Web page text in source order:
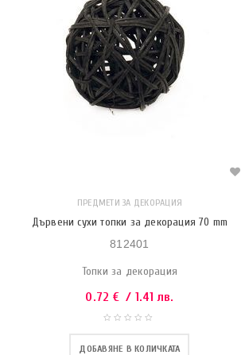
ПРЕДМЕТИ ЗА ДЕКОРАЦИЯ
Дървени сухи топки за декорация 70 mm
812401
Топки за декорация
0.72 € / 1.41 лв.
ДОБАВЯНЕ В КОЛИЧКАТА